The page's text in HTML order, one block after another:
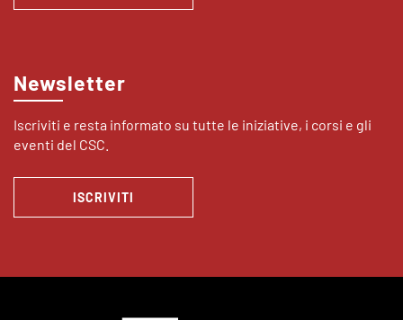
Newsletter
Iscriviti e resta informato su tutte le iniziative, i corsi e gli
eventi del CSC.
ISCRIVITI